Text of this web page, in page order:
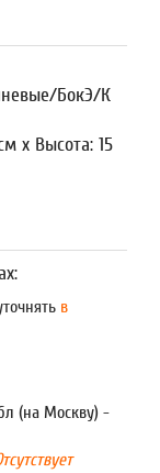
БокЭ/К
x Высота: 15
в
(на Москву) -